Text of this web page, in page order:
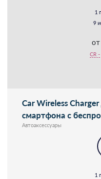
1
9
CR -
Car Wireless
смартфона с
Автоаксессуары
1